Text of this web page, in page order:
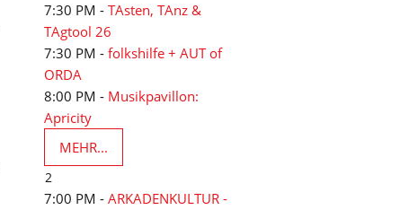
7:30 PM - TAsten, TAnz &
TAgtool 26
7:30 PM - folkshilfe + AUT of
ORDA
8:00 PM - Musikpavillon:
Apricity
MEHR...
2
7:00 PM - ARKADENKULTUR -